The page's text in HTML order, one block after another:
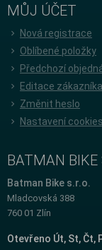
MŮJ ÚČET
Nová registrace
Oblíbené položky
Předchozí
Editace zákazníka
Změnit heslo
Nastavení cookies
BATMAN BIKE
Batman Bike s.r.o.
Mladcovská 388
760 01 Zlín
Otevřeno Út, St, Čt,